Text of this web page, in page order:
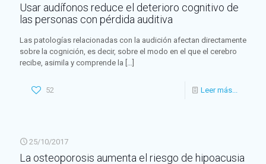
Usar audífonos reduce el deterioro cognitivo de
las personas con pérdida auditiva
Las patologías relacionadas con la audición afectan directamente
sobre la cognición, es decir, sobre el modo en el que el cerebro
recibe, asimila y comprende la […]
52 Leer más...
25/10/2017
La osteoporosis aumenta el riesgo de hipoacusia